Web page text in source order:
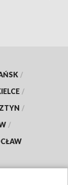
/
/
/
/